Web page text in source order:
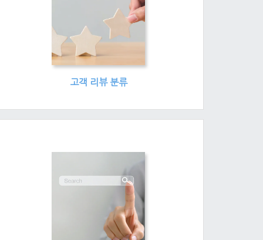
고객 리뷰 분류